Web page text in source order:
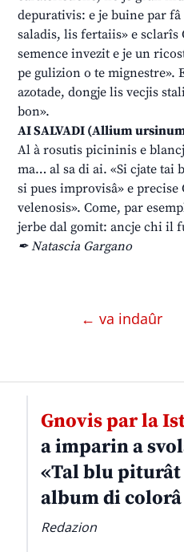
depurativis: e je buine par
saladis, lis fertaiis» e sclarîs
semence invezit e je un
pe gulizion o te mignestre».
azotade, dongje lis vecjis
bon».
AI SALVADI (Allium
Al à rosutis picininis e
ma… al sa di ai. «Si cjate tai
si pues improvisâ» e
velenosis». Come, par
jerbe dal gomit: ancje chi il
✒ Natascia Gargano
← va indaûr
Gnovis par la
a imparin a
«Tal blu
album di colorâ
Redazion